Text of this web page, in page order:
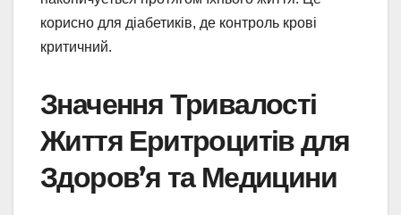
корисно для діабетиків, де контроль крові
критичний.
Значення Тривалості
Життя Еритроцитів для
Здоров’я та Медицини